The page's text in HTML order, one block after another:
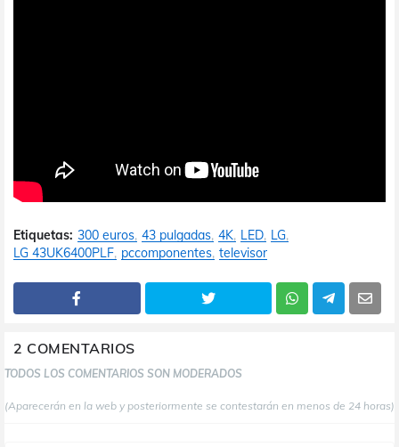
Etiquetas: 300 euros 43 pulgadas 4K LED LG
LG 43UK6400PLF pccomponentes televisor
2 COMENTARIOS
TODOS LOS COMENTARIOS SON MODERADOS
(Aparecerán en la web y posteriormente se contestarán en menos de 24 horas)